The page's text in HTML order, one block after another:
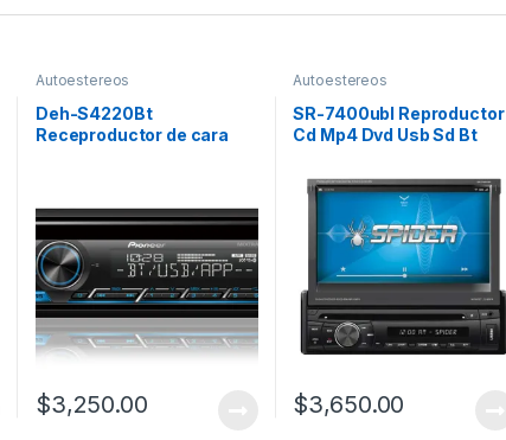
Autoestereos
Deh-S4220Bt
Receproductor de cara
$3,250.00
Autoestereos
SR-7400ubl Reproductor
Cd Mp4 Dvd Usb Sd Bt
$3,650.00